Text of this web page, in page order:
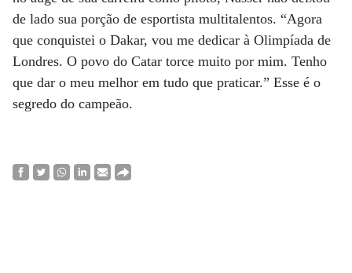
de lado sua porção de esportista multitalentos. “Agora
que conquistei o Dakar, vou me dedicar à Olimpíada de
Londres. O povo do Catar torce muito por mim. Tenho
que dar o meu melhor em tudo que praticar.” Esse é o
segredo do campeão.